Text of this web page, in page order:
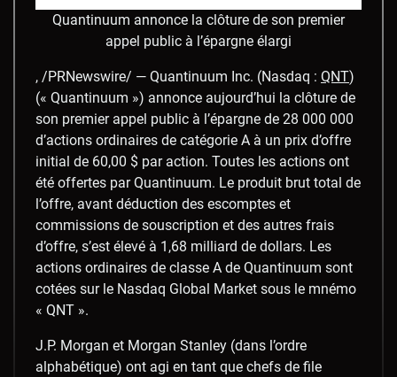
Quantinuum annonce la clôture de son premier
appel public à l’épargne élargi
, /PRNewswire/ — Quantinuum Inc. (Nasdaq : QNT)
(« Quantinuum ») annonce aujourd’hui la clôture de
son premier appel public à l’épargne de 28 000 000
d’actions ordinaires de catégorie A à un prix d’offre
initial de 60,00 $ par action. Toutes les actions ont
été offertes par Quantinuum. Le produit brut total de
l’offre, avant déduction des escomptes et
commissions de souscription et des autres frais
d’offre, s’est élevé à 1,68 milliard de dollars. Les
actions ordinaires de classe A de Quantinuum sont
cotées sur le Nasdaq Global Market sous le mnémo
« QNT ».
J.P. Morgan et Morgan Stanley (dans l’ordre
alphabétique) ont agi en tant que chefs de file